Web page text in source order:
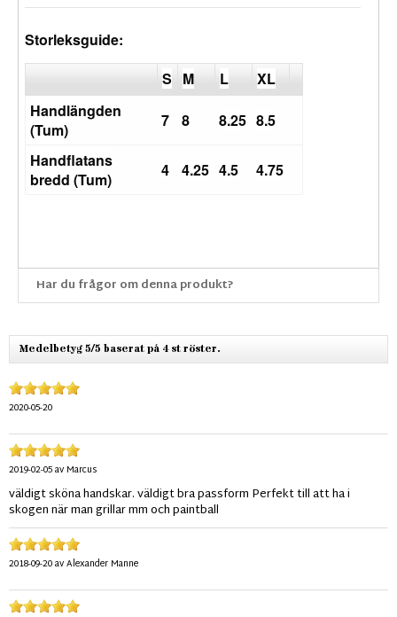
Storleksguide:
S
M L
XL
Handlängden
(Tum)
7 8 8.25 8.5
Handflatans
bredd (Tum)
4 4.25 4.5 4.75
Har du frågor om denna produkt?
Medelbetyg 5/5 baserat på 4 st röster.
2020-05-20
2019-02-05av Marcus
väldigt sköna handskar. väldigt bra passform Perfekt till att ha i
skogen när man grillar mm och paintball
2018-09-20avAlexander Manne